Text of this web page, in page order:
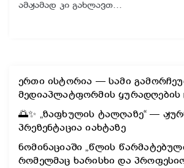
ამჟამად კი გახლავთ…
ერთი ისტორია — სამი
მედიაპლატფორმის ყურადღების
🌅✨ „ზაფხულის ტალღაზე“ —
პრეზენტაცია იახტაზე
ნომინაციაში „წლის
რომელმაც ხარისხი და